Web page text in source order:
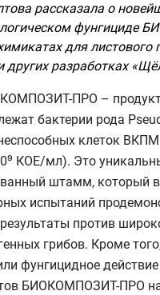
рассказала о
фунгициде
для листового
других разработках
ПРО –
бактерии рода
клеток
КОЕ/мл). Это
штамм, который
испытаний
против
грибов. Кроме
фунгицидное действие
БИОКОМПОЗИТ-ПРО